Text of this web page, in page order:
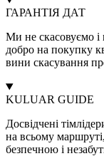
ГАРАНТІЯ ДАТ
Ми не скасовуємо
добро на покупку
вини скасування
KULUAR GUIDE
Досвідчені
на всьому
безпечною і